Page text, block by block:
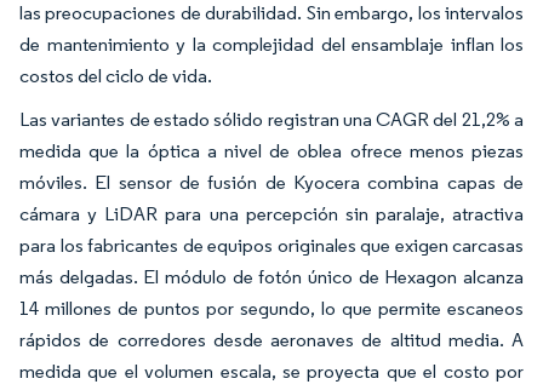
las preocupaciones de durabilidad. Sin embargo, los intervalos
de mantenimiento y la complejidad del ensamblaje inflan los
costos del ciclo de vida.
Las variantes de estado sólido registran una CAGR del 21,2% a
medida que la óptica a nivel de oblea ofrece menos piezas
móviles. El sensor de fusión de Kyocera combina capas de
cámara y LiDAR para una percepción sin paralaje, atractiva
para los fabricantes de equipos originales que exigen carcasas
más delgadas. El módulo de fotón único de Hexagon alcanza
14 millones de puntos por segundo, lo que permite escaneos
rápidos de corredores desde aeronaves de altitud media. A
medida que el volumen escala, se proyecta que el costo por